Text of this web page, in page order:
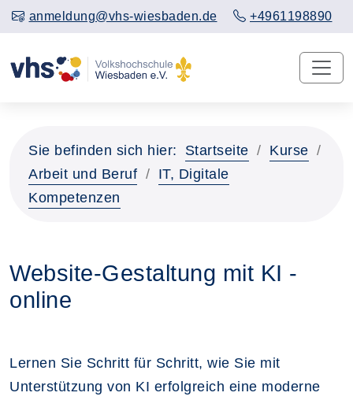
anmeldung@vhs-wiesbaden.de +4961198890
Sie befinden sich hier: Startseite
Kurse
Arbeit und Beruf
IT, Digitale
Kompetenzen
Website-Gestaltung mit KI -
online
Lernen Sie Schritt für Schritt, wie Sie mit
Unterstützung von KI erfolgreich eine moderne